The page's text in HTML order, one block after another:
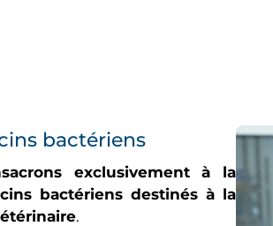
bactériens
exclusivement à la
bactériens destinés à la
.